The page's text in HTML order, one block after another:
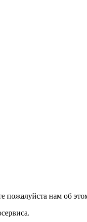
пожалуйста нам об